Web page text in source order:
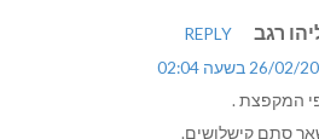
רגב
REPLY
2020 בשעה 02:04
המקפצת .
סתם קישלושים.